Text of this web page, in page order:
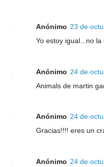
Anónimo 23 de
Yo estoy igual...no la
Anónimo 24 de
Animals de martin
Anónimo 24 de
Gracias!!!! eres un
Anónimo 24 de